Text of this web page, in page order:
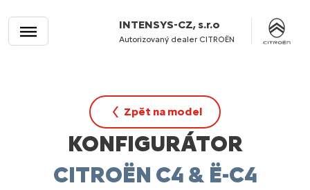
INTENSYS-CZ, s.r.o
Autorizovaný dealer CITROËN
Zpět na model
KONFIGURÁTOR
CITROËN C4 & Ë-C4